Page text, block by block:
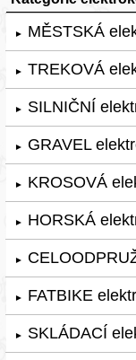
► MĚSTSKÁ
► TREKOVÁ
► SILNIČNÍ
► GRAVEL
► KROSOVÁ
► HORSKÁ
►
► FATBIKE
► SKLÁDACÍ